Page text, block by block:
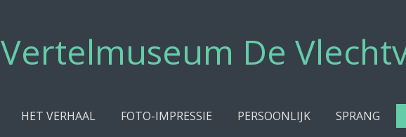
Vertelmuseum De
HET VERHAAL FOTO-IMPRESSIE PERSOONLIJK SPRANG